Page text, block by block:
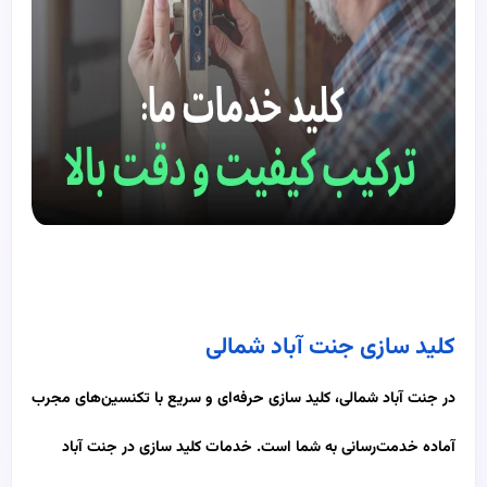
کلید سازی جنت آباد شمالی
در جنت آباد شمالی، کلید سازی حرفه‌ای و سریع با تکنسین‌های مجرب
آماده خدمت‌رسانی به شما است. خدمات کلید سازی در جنت آباد